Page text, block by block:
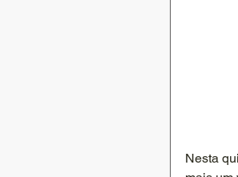
Nesta